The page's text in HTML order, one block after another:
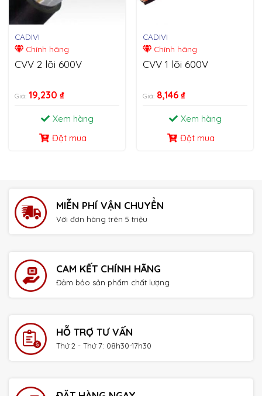
CADIVI
Chính hãng
CVV 2 lõi 600V
Giá: 19,230 ₫
Xem hàng
Đặt mua
CADIVI
Chính hãng
CVV 1 lõi 600V
Giá: 8,146 ₫
Xem hàng
Đặt mua
MIỄN PHÍ VẬN CHUYỂN
Với đơn hàng trên 5 triệu
CAM KẾT CHÍNH HÃNG
Đảm bảo sản phẩm chất lượng
HỖ TRỢ TƯ VẤN
Thứ 2 - Thứ 7: 08h30-17h30